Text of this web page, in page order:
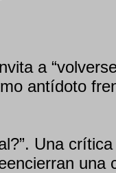
a
antídoto
Una
una